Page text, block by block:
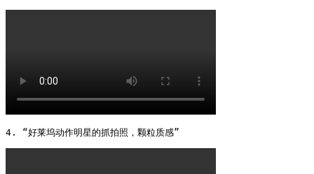
4. “好莱坞动作明星的抓拍照，颗粒质感”